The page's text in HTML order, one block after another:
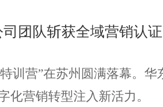
团队斩获全域营销认
训营”在苏州圆满落幕。
化营销转型注入新活力。